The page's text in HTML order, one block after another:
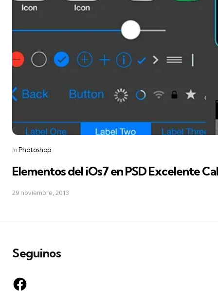
Posted
inPhotoshop
Elementos del iOs7 en PSD Excelente
29 noviembre, 2013
Seguinos
Facebook